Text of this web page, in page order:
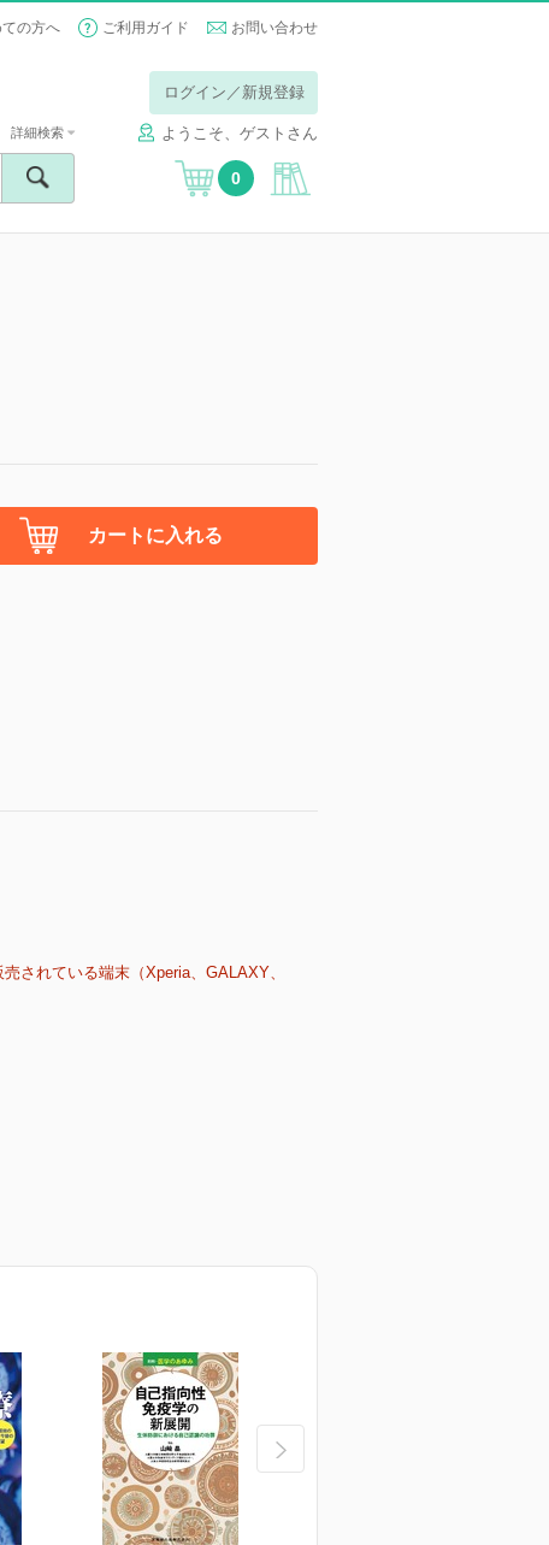
の方へ ご利用ガイド お問い合わせ
ログイン／新規登録
ようこそ、ゲストさん
詳細検索
0
カートに入れる
されている端末（Xperia、GALAXY、